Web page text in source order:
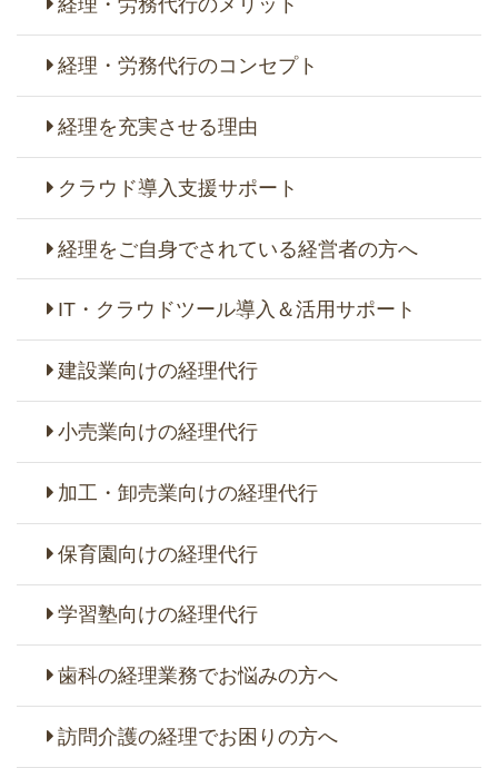
経理・労務代行のメリット
経理・労務代行のコンセプト
経理を充実させる理由
クラウド導入支援サポート
経理をご自身でされている経営者の方へ
IT・クラウドツール導入＆活用サポート
建設業向けの経理代行
小売業向けの経理代行
加工・卸売業向けの経理代行
保育園向けの経理代行
学習塾向けの経理代行
歯科の経理業務でお悩みの方へ
訪問介護の経理でお困りの方へ